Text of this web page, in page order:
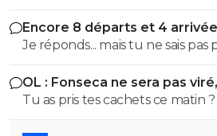
Encore 8 départs et 4
Je réponds... mais tu ne sais
OL : Fonseca ne sera pas
le faire